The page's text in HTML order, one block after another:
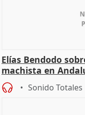
Elías Bendodo
machista en
Sonido Totales